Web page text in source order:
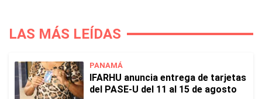
LAS MÁS LEÍDAS
PANAMÁ
IFARHU anuncia entrega de tarjetas
del PASE-U del 11 al 15 de agosto